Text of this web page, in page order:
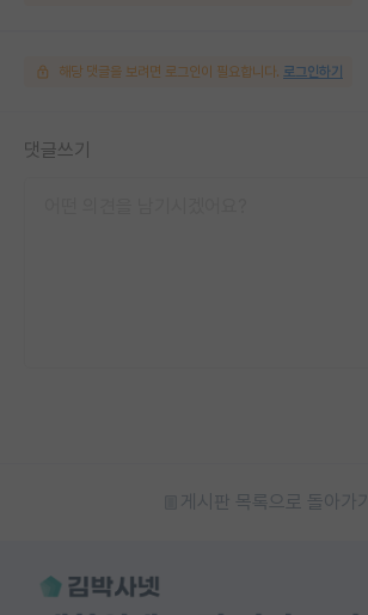
해당 댓글을 보려면 로그인이 필요합니다. 로그인하기
댓글쓰기
게시판 목록으로 돌아가기